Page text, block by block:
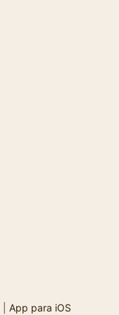
App para iOS